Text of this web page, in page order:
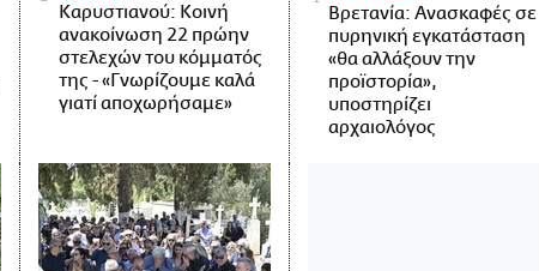
Καρυστιανού: Κοινή
ανακοίνωση 22 πρώην
στελεχών του κόμματός
της - «Γνωρίζουμε καλά
γιατί αποχωρήσαμε»
Βρετανία: Ανασκαφές σε
πυρηνική εγκατάσταση
«θα αλλάξουν την
προϊστορία»,
υποστηρίζει
αρχαιολόγος